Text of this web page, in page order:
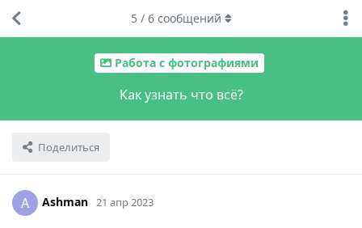
Работа с фотографиями
Как узнать что всё?
Поделиться
5 / 6сообщений
A Ashman 21 апр 2023